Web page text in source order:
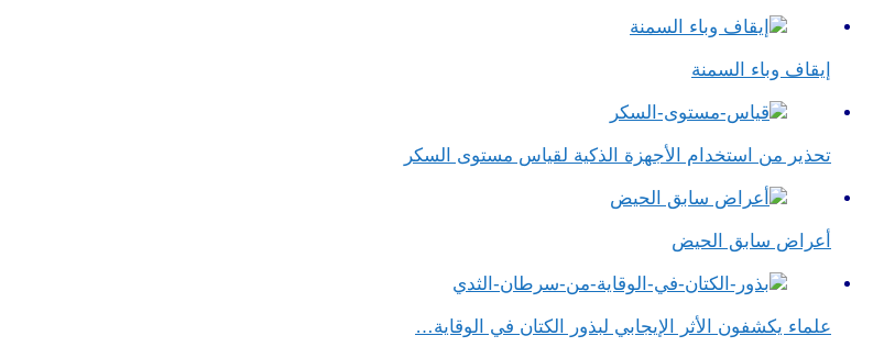
إيقاف وباء السمنة
تحذير من استخدام الأجهزة الذكية لقياس مستوى السكر
أعراض سابق الحيض
علماء يكشفون الأثر الإيجابي لبذور الكتان في الوقاية…